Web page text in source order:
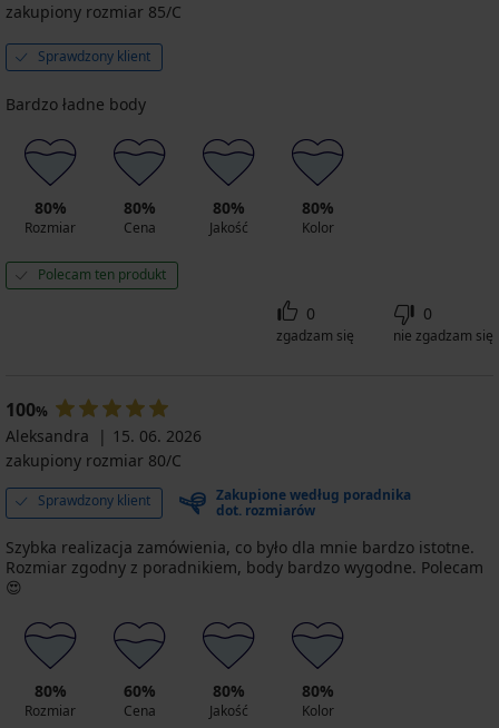
zakupiony rozmiar 85/C
Sprawdzony klient
Bardzo ładne body
80%
Rozmiar
80%
Cena
80%
Jakość
80%
Kolor
Polecam ten produkt
0
zgadzam się
0
nie zgadzam się
100%
Aleksandra
15. 06. 2026
zakupiony rozmiar 80/C
Sprawdzony klient
Zakupione według poradnika
dot. rozmiarów
Szybka realizacja zamówienia, co było dla mnie bardzo istotne.
Rozmiar zgodny z poradnikiem, body bardzo wygodne. Polecam
😍
80%
Rozmiar
60%
Cena
80%
Jakość
80%
Kolor